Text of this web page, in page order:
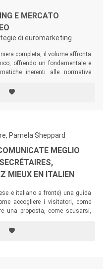
E MERCATO
di euromarketing
completa, il volume affronta
offrendo un fondamentale e
inerenti alle normative
Pamela Sheppard
MEGLIO
MIEUX EN ITALIEN
e italiano a fronte) una guida
accogliere i visitatori, come
una proposta, come scusarsi,